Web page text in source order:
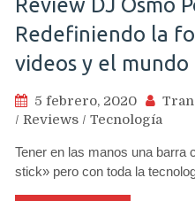
Redefiniendo la
videos y el
5 febrero, 2020
/ Reviews / Tecnología
Tener en las manos una barra
stick» pero con toda la